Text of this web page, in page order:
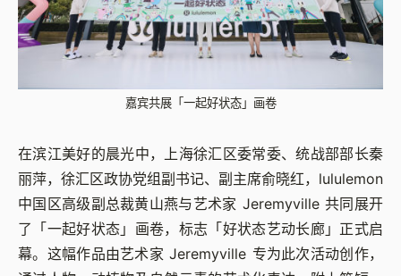
嘉宾共展「一起好状态」画卷
在滨江美好的晨光中，上海徐汇区委常委、统战部部长秦
丽萍，徐汇区政协党组副书记、副主席俞晓红，lululemon
中国区高级副总裁黄山燕与艺术家 Jeremyville 共同展开
了「一起好状态」画卷，标志「好状态艺动长廊」正式启
幕。这幅作品由艺术家 Jeremyville 专为此次活动创作，